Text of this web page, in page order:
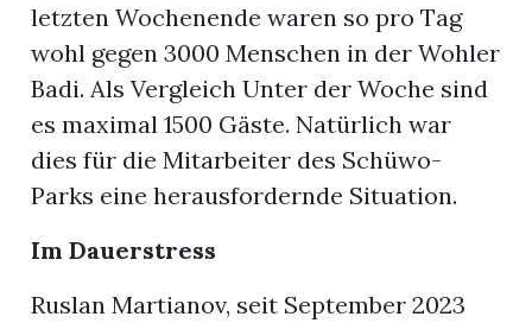
letzten Wochenende waren so pro Tag
wohl gegen 3000 Menschen in der Wohler
Badi. Als Vergleich Unter der Woche sind
es maximal 1500 Gäste. Natürlich war
dies für die Mitarbeiter des Schüwo-
Parks eine herausfordernde Situation.
Im Dauerstress
Ruslan Martianov, seit September 2023